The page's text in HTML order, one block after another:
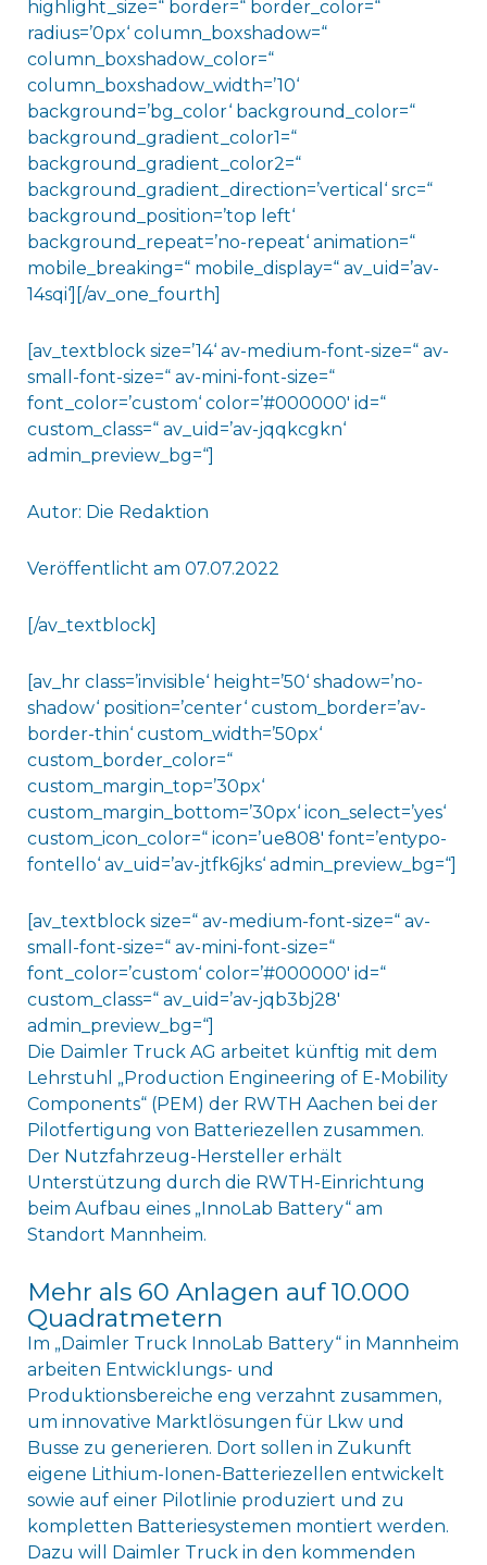
highlight_size=“ border=“ border_color=“
radius=’0px‘ column_boxshadow=“
column_boxshadow_color=“
column_boxshadow_width=’10‘
background=’bg_color‘ background_color=“
background_gradient_color1=“
background_gradient_color2=“
background_gradient_direction=’vertical‘ src=“
background_position=’top left‘
background_repeat=’no-repeat‘ animation=“
mobile_breaking=“ mobile_display=“ av_uid=’av-
14sqi‘][/av_one_fourth]
[av_textblock size=’14‘ av-medium-font-size=“ av-
small-font-size=“ av-mini-font-size=“
font_color=’custom‘ color=’#000000′ id=“
custom_class=“ av_uid=’av-jqqkcgkn‘
admin_preview_bg=“]
Autor: Die Redaktion
Veröffentlicht am 07.07.2022
[/av_textblock]
[av_hr class=’invisible‘ height=’50‘ shadow=’no-
shadow‘ position=’center‘ custom_border=’av-
border-thin‘ custom_width=’50px‘
custom_border_color=“
custom_margin_top=’30px‘
custom_margin_bottom=’30px‘ icon_select=’yes‘
custom_icon_color=“ icon=’ue808′ font=’entypo-
fontello‘ av_uid=’av-jtfk6jks‘ admin_preview_bg=“]
[av_textblock size=“ av-medium-font-size=“ av-
small-font-size=“ av-mini-font-size=“
font_color=’custom‘ color=’#000000′ id=“
custom_class=“ av_uid=’av-jqb3bj28′
admin_preview_bg=“]
Die Daimler Truck AG arbeitet künftig mit dem
Lehrstuhl „Production Engineering of E-Mobility
Components“ (PEM) der RWTH Aachen bei der
Pilotfertigung von Batteriezellen zusammen.
Der Nutzfahrzeug-Hersteller erhält
Unterstützung durch die RWTH-Einrichtung
beim Aufbau eines „InnoLab Battery“ am
Standort Mannheim.
Mehr als 60 Anlagen auf 10.000
Quadratmetern
Im „Daimler Truck InnoLab Battery“ in Mannheim
arbeiten Entwicklungs- und
Produktionsbereiche eng verzahnt zusammen,
um innovative Marktlösungen für Lkw und
Busse zu generieren. Dort sollen in Zukunft
eigene Lithium-Ionen-Batteriezellen entwickelt
sowie auf einer Pilotlinie produziert und zu
kompletten Batteriesystemen montiert werden.
Dazu will Daimler Truck in den kommenden